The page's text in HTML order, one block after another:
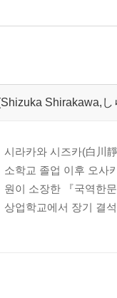
Shirakawa,
시라카와 시즈카(白川
소학교 졸업 이후 오사
원이 소장한 『국역한
상업학교에서 장기 결